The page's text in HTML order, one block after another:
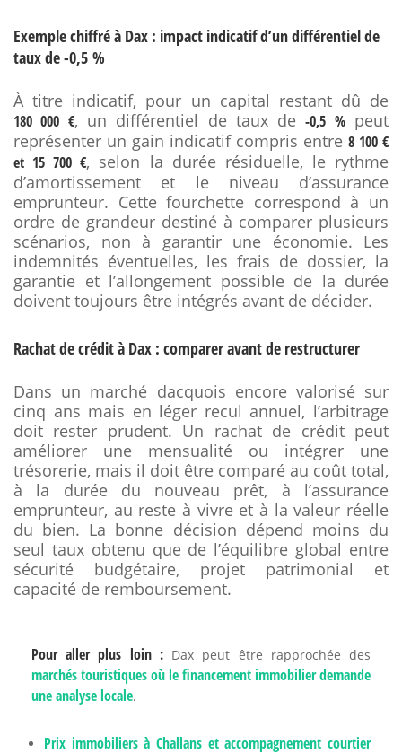
Exemple chiffré à Dax : impact indicatif d’un différentiel de
taux de -0,5 %
À titre indicatif, pour un capital restant dû de
180 000 €, un différentiel de taux de-0,5 %peut
représenter un gain indicatif compris entre 8 100 €
et 15 700 €, selon la durée résiduelle, le rythme
d’amortissement et le niveau d’assurance
emprunteur. Cette fourchette correspond à un
ordre de grandeur destiné à comparer plusieurs
scénarios, non à garantir une économie. Les
indemnités éventuelles, les frais de dossier, la
garantie et l’allongement possible de la durée
doivent toujours être intégrés avant de décider.
Rachat de crédit à Dax : comparer avant de restructurer
Dans un marché dacquois encore valorisé sur
cinq ans mais en léger recul annuel, l’arbitrage
doit rester prudent. Un rachat de crédit peut
améliorer une mensualité ou intégrer une
trésorerie, mais il doit être comparé au coût total,
à la durée du nouveau prêt, à l’assurance
emprunteur, au reste à vivre et à la valeur réelle
du bien. La bonne décision dépend moins du
seul taux obtenu que de l’équilibre global entre
sécurité budgétaire, projet patrimonial et
capacité de remboursement.
Pour aller plus loin :Dax peut être rapprochée des
marchés touristiques où le financement immobilier demande
une analyse locale.
Prix immobiliers à Challans et accompagnement courtier